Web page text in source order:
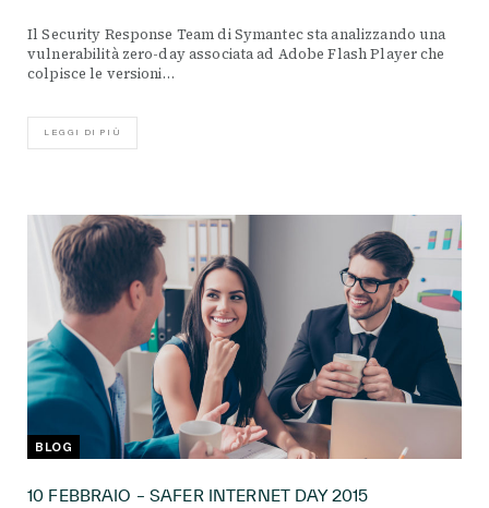
Il Security Response Team di Symantec sta analizzando una
vulnerabilità zero-day associata ad Adobe Flash Player che
colpisce le versioni…
LEGGI DI PIÙ
BLOG
10 FEBBRAIO – SAFER INTERNET DAY 2015